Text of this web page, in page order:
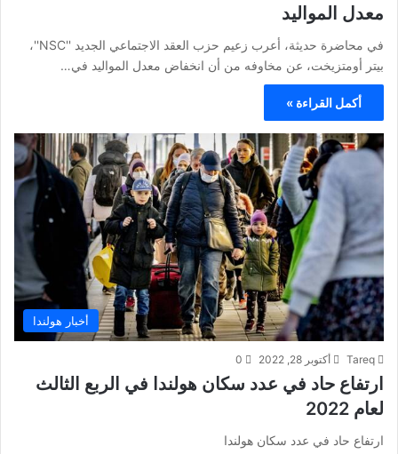
معدل المواليد
في محاضرة حديثة، أعرب زعيم حزب العقد الاجتماعي الجديد ''NSC''،
بيتر أومتزيخت، عن مخاوفه من أن انخفاض معدل المواليد في…
أكمل القراءة »
أخبار هولندا
Tareq أكتوبر 28, 2022 0
ارتفاع حاد في عدد سكان هولندا في الربع الثالث
لعام 2022
ارتفاع حاد في عدد سكان هولندا